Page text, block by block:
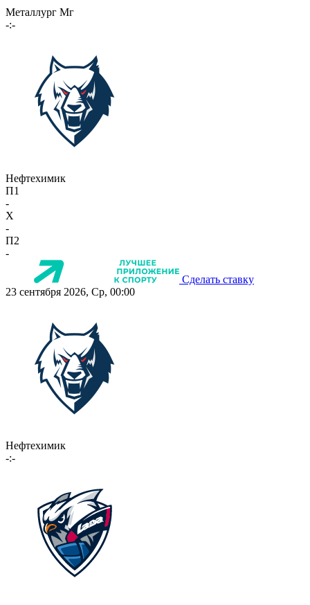
Металлург Мг
-:-
Нефтехимик
П1
-
X
-
П2
-
Сделать ставку
23 сентября 2026, Ср, 00:00
Нефтехимик
-:-